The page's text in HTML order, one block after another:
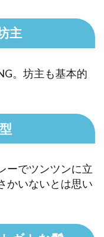
主
。坊主も基本的
ーでツンツンに立
かいないとは思い